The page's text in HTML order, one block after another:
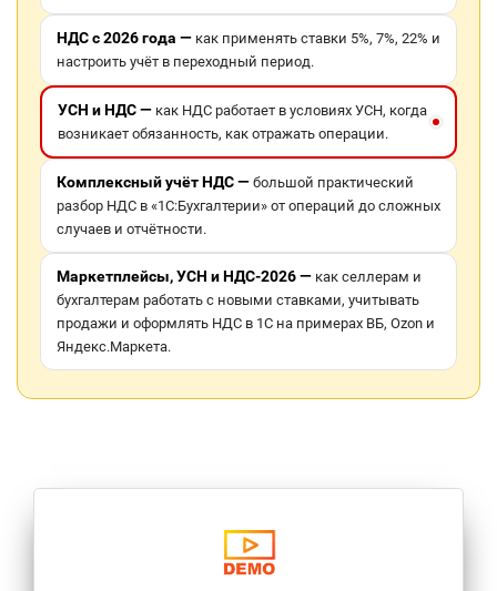
НДС с 2026 года — как применять ставки 5%, 7%, 22% и
настроить учёт в переходный период.
УСН и НДС — как НДС работает в условиях УСН, когда
возникает обязанность, как отражать операции.
Комплексный учёт НДС — большой практический
разбор НДС в «1С:Бухгалтерии» от операций до сложных
случаев и отчётности.
Маркетплейсы, УСН и НДС-2026 — как селлерам и
бухгалтерам работать с новыми ставками, учитывать
продажи и оформлять НДС в 1С на примерах ВБ, Ozon и
Яндекс.Маркета.